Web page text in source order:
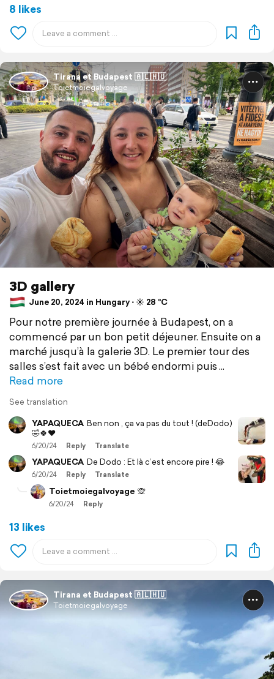
8 likes
Tirana et Budapest 🇦🇱🇭🇺
Toietmoiegalvoyage
3D gallery
June 20, 2024 in Hungary ⋅ ☀️ 28 °C
Pour notre première journée à Budapest, on a
commencé par un bon petit déjeuner. Ensuite on a
marché jusqu’à la galerie 3D. Le premier tour des
salles s’est fait avec un bébé endormi puis
Read more
See translation
YAPAQUECA Ben non , ça va pas du tout ! (deDodo)
🤣🍀❤️
6/20/24 Reply Translate
YAPAQUECA De Dodo : Et là c’est encore pire ! 😂
6/20/24 Reply Translate
Toietmoiegalvoyage 🙊
6/20/24 Reply
13 likes
Tirana et Budapest 🇦🇱🇭🇺
Toietmoiegalvoyage